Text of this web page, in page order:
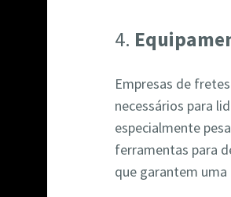
4.
Empresas de
necessários para
especialmente
ferramentas para
que garantem